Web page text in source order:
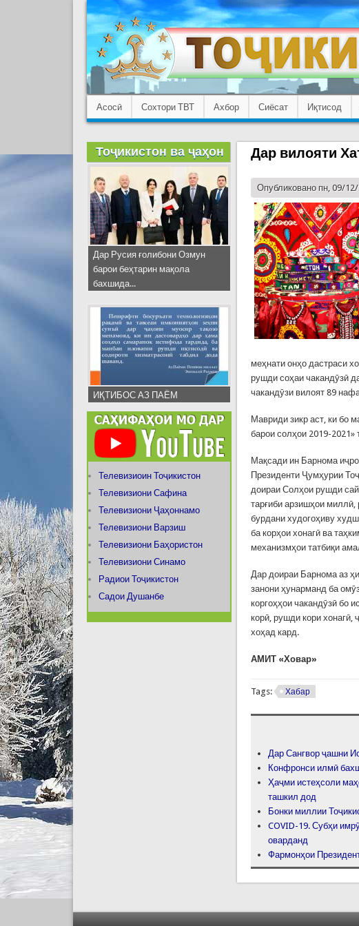
Асосӣ Сохтори ТВТ Ахбор Сиёсат Иқтисод
Дар вилояти
Опубликовано пн, 09/
меҳнати онҳо дастраси
рушди соҳаи чакандӯзӣ
чакандӯзи вилоят 89
Мавриди зикр аст, ки бо
барои солҳои 2019-2021»
Мақсади ин Барнома
Президенти Ҷумҳурии
доираи Солҳои рушди
тарғиби арзишҳои
бурдани худогоҳиву
ба корҳои хонагӣ ва
механизмҳои татбиқи
Дар доираи Барнома аз
занони ҳунарманд ба
коргоҳҳои чакандӯзӣ бо
корӣ, рушди кори хонагӣ,
хоҳад кард.
АМИТ «Ховар»
Tags: Хабар
Дар Сангвор ҷашни
Конфронси илмӣ
Ҳаҷми истеҳсоли
ташкил дод
Бонки миллии
COVID-19. Субҳи
оварданд
Фармонҳои
Тоҷикистон ва ҷаҳон
Дар Русия ғолибони Озмун
барои беҳтарин мақола
бахшида...
ИҚТИБОС АЗ ПАЁМ
Телевизиоин Тоҷикистон
Телевизиони Сафина
Телевизиони Ҷаҳоннамо
Телевизиони Варзиш
Телевизиони Баҳористон
Телевизиони Синамо
Радиои Тоҷикистон
Садои Душанбе